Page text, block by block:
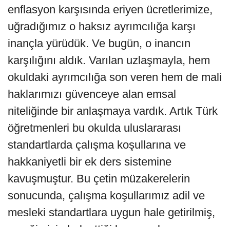
enflasyon karşısında eriyen ücretlerimize,
uğradığımız o haksız ayrımcılığa karşı
inançla yürüdük. Ve bugün, o inancın
karşılığını aldık. Varılan uzlaşmayla, hem
okuldaki ayrımcılığa son veren hem de mali
haklarımızı güvenceye alan emsal
niteliğinde bir anlaşmaya vardık. Artık Türk
öğretmenleri bu okulda uluslararası
standartlarda çalışma koşullarına ve
hakkaniyetli bir ek ders sistemine
kavuşmuştur. Bu çetin müzakerelerin
sonucunda, çalışma koşullarımız adil ve
mesleki standartlara uygun hale getirilmiş,